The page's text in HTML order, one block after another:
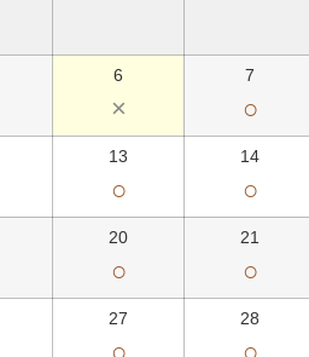
6
×
7
○
13
○
14
○
20
○
21
○
27 28